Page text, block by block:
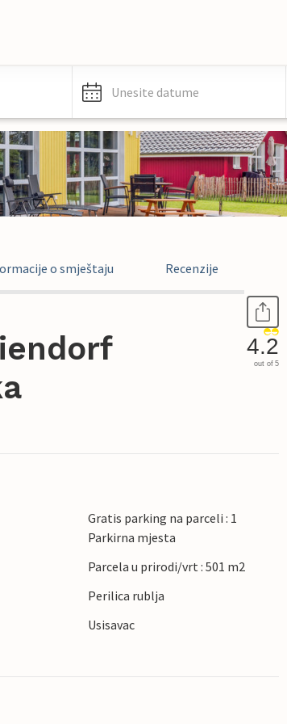
Unesite datume
o smještaju Recenzije
4.2
out of 5
Gratis parking na parceli : 1
Parkirna mjesta
Parcela u prirodi/vrt : 501 m2
Perilica rublja
Usisavac